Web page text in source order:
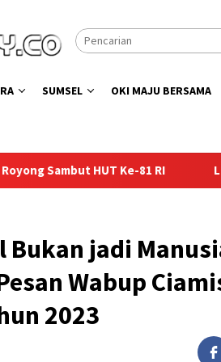
SUMSEL OKI MAJU BERSAMA
Lapas Sekayu Gelar Cek Kesehatan
jadi
Wabup
2023